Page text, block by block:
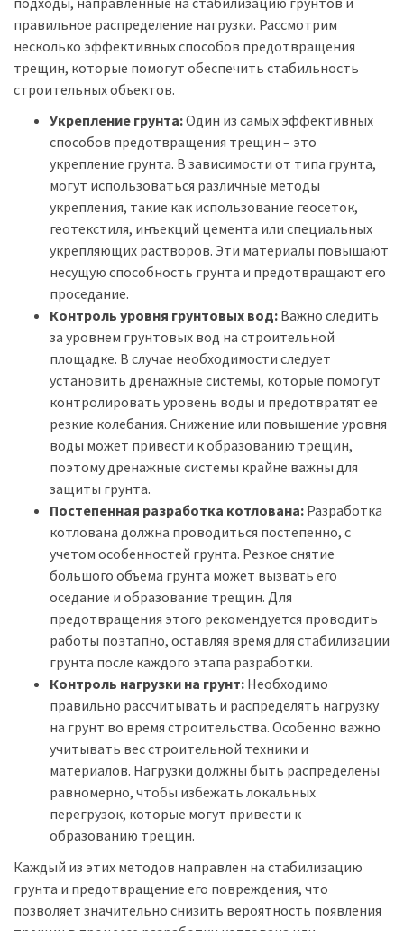
правильное распределение нагрузки. Рассмотрим
несколько эффективных способов предотвращения
трещин, которые помогут обеспечить стабильность
строительных объектов.
Укрепление грунта:Один из самых эффективных
способов предотвращения трещин – это
укрепление грунта. В зависимости от типа грунта,
могут использоваться различные методы
укрепления, такие как использование геосеток,
геотекстиля, инъекций цемента или специальных
укрепляющих растворов. Эти материалы повышают
несущую способность грунта и предотвращают его
проседание.
Контроль уровня грунтовых вод: Важно следить
за уровнем грунтовых вод на строительной
площадке. В случае необходимости следует
установить дренажные системы, которые помогут
контролировать уровень воды и предотвратят ее
резкие колебания. Снижение или повышение уровня
воды может привести к образованию трещин,
поэтому дренажные системы крайне важны для
защиты грунта.
Постепенная разработка котлована: Разработка
котлована должна проводиться постепенно, с
учетом особенностей грунта. Резкое снятие
большого объема грунта может вызвать его
оседание и образование трещин. Для
предотвращения этого рекомендуется проводить
работы поэтапно, оставляя время для стабилизации
грунта после каждого этапа разработки.
Контроль нагрузки на грунт: Необходимо
правильно рассчитывать и распределять нагрузку
на грунт во время строительства. Особенно важно
учитывать вес строительной техники и
материалов. Нагрузки должны быть распределены
равномерно, чтобы избежать локальных
перегрузок, которые могут привести к
образованию трещин.
Каждый из этих методов направлен на стабилизацию
грунта и предотвращение его повреждения, что
позволяет значительно снизить вероятность появления